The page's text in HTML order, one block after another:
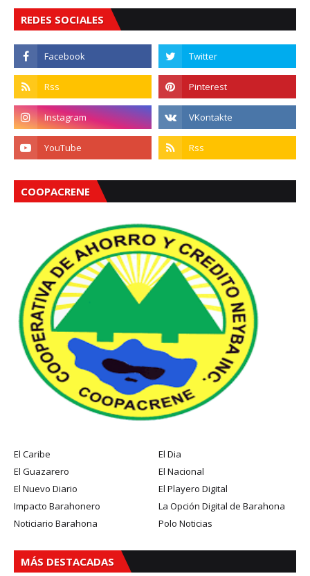
REDES SOCIALES
COOPACRENE
El Caribe
El Dia
El Guazarero
El Nacional
El Nuevo Diario
El Playero Digital
Impacto Barahonero
La Opción Digital de Barahona
Noticiario Barahona
Polo Noticias
MÁS DESTACADAS